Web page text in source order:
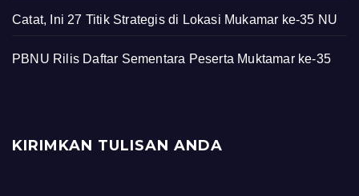
Catat, Ini 27 Titik Strategis di Lokasi Mukamar ke-35 NU
PBNU Rilis Daftar Sementara Peserta Muktamar ke-35
KIRIMKAN TULISAN ANDA